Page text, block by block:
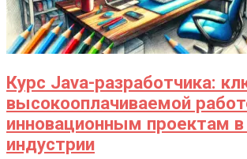
Курс Java-разработчика:
высокооплачиваемой
инновационным проектам в
индустрии